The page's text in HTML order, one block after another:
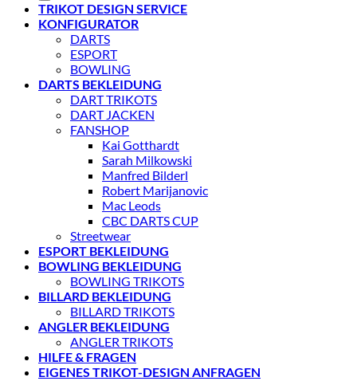
TRIKOT DESIGN SERVICE
KONFIGURATOR
DARTS
ESPORT
BOWLING
DARTS BEKLEIDUNG
DART TRIKOTS
DART JACKEN
FANSHOP
Kai Gotthardt
Sarah Milkowski
Manfred Bilderl
Robert Marijanovic
Mac Leods
CBC DARTS CUP
Streetwear
ESPORT BEKLEIDUNG
BOWLING BEKLEIDUNG
BOWLING TRIKOTS
BILLARD BEKLEIDUNG
BILLARD TRIKOTS
ANGLER BEKLEIDUNG
ANGLER TRIKOTS
HILFE & FRAGEN
EIGENES TRIKOT-DESIGN ANFRAGEN